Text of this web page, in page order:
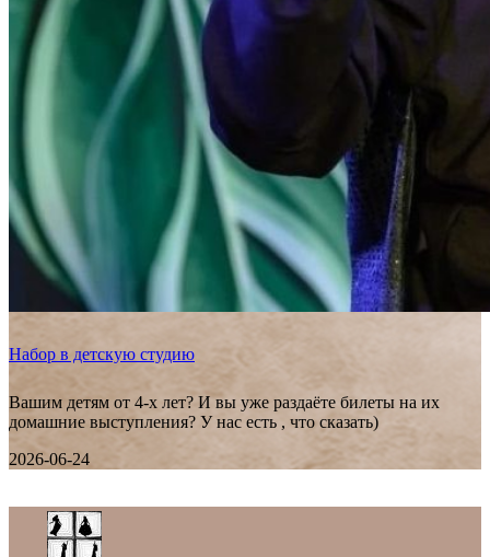
Набор в детскую студию
Вашим детям от 4-х лет? И вы уже раздаёте билеты на их
домашние выступления? У нас есть , что сказать)
2026-06-24